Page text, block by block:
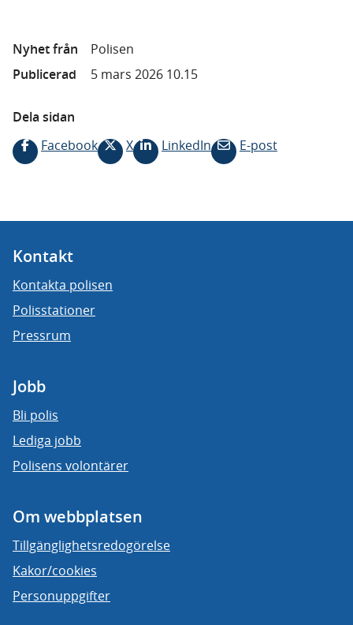
Nyhet från
Polisen
Publicerad
5 mars 2026 10.15
Dela sidan
Facebook
X LinkedIn E-post
Kontakt
Kontakta polisen
Polisstationer
Pressrum
Jobb
Bli polis
Lediga jobb
Polisens volontärer
Om webbplatsen
Tillgänglighetsredogörelse
Kakor/cookies
Personuppgifter